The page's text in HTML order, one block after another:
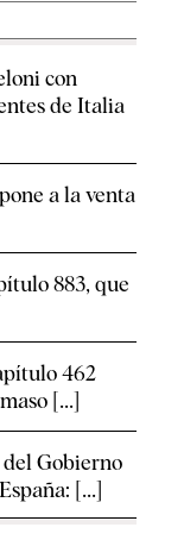
con
de Italia
a la venta
883, que
462
[...]
Gobierno
[...]